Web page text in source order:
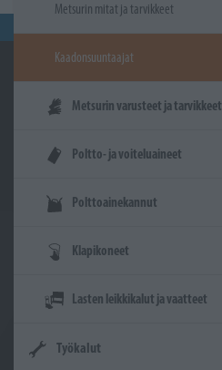
Metsurin mitat ja tarvikkeet
Kaadonsuuntaajat
Metsurin varusteet ja tarvikkeet
Poltto- ja voiteluaineet
Polttoainekannut
Klapikoneet
Lasten leikkikalut ja vaatteet
Työkalut